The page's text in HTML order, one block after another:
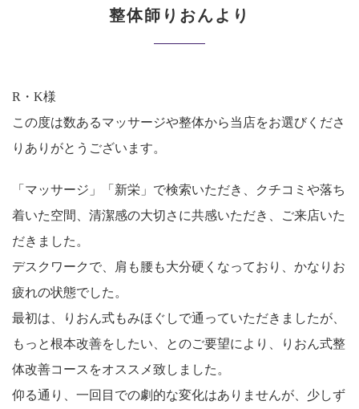
整体師りおんより
R・K様
この度は数あるマッサージや整体から当店をお選びくださ
りありがとうございます。
「マッサージ」「新栄」で検索いただき、クチコミや落ち
着いた空間、清潔感の大切さに共感いただき、ご来店いた
だきました。
デスクワークで、肩も腰も大分硬くなっており、かなりお
疲れの状態でした。
最初は、りおん式もみほぐしで通っていただきましたが、
もっと根本改善をしたい、とのご要望により、りおん式整
体改善コースをオススメ致しました。
仰る通り、一回目での劇的な変化はありませんが、少しず